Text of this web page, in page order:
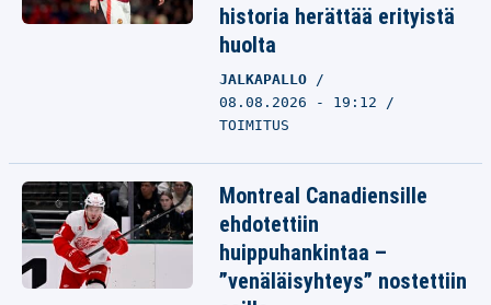
historia herättää erityistä
huolta
JALKAPALLO
08.08.2026 - 19:12
TOIMITUS
Montreal Canadiensille
ehdotettiin
huippuhankintaa –
”venäläisyhteys” nostettiin